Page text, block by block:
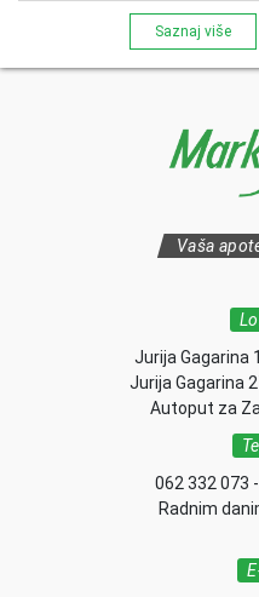
Vaša
Jurija Gagarina
Jurija Gagarina
Autoput za
062 332 073
Radnim
Saznaj više